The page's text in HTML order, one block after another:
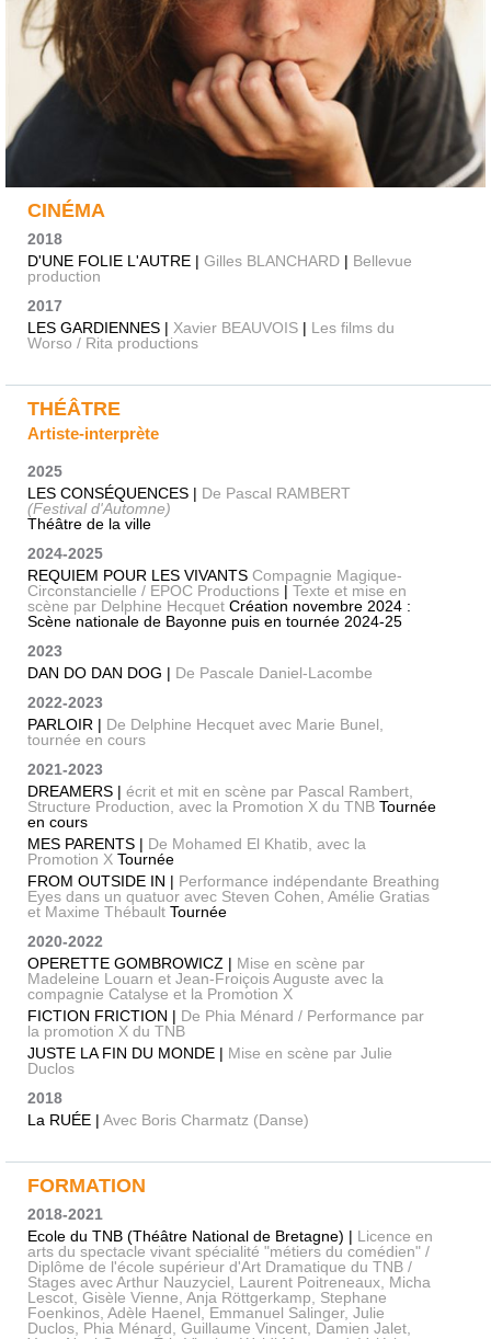
CINÉMA
2018
D'UNE FOLIE L'AUTRE | Gilles BLANCHARD | Bellevue
production
2017
LES GARDIENNES | Xavier BEAUVOIS | Les films du
Worso / Rita productions
THÉÂTRE
Artiste-interprète
2025
LES CONSÉQUENCES | De Pascal RAMBERT
(Festival d'Automne)
Théâtre de la ville
2024-2025
REQUIEM POUR LES VIVANTS Compagnie Magique-
Circonstancielle / EPOC Productions | Texte et mise en
scène par Delphine Hecquet Création novembre 2024 :
Scène nationale de Bayonne puis en tournée 2024-25
2023
DAN DO DAN DOG | De Pascale Daniel-Lacombe
2022-2023
PARLOIR | De Delphine Hecquet avec Marie Bunel,
tournée en cours
2021-2023
DREAMERS | écrit et mit en scène par Pascal Rambert,
Structure Production, avec la Promotion X du TNB Tournée
en cours
MES PARENTS | De Mohamed El Khatib, avec la
Promotion X Tournée
FROM OUTSIDE IN | Performance indépendante Breathing
Eyes dans un quatuor avec Steven Cohen, Amélie Gratias
et Maxime Thébault Tournée
2020-2022
OPERETTE GOMBROWICZ | Mise en scène par
Madeleine Louarn et Jean-Froiçois Auguste avec la
compagnie Catalyse et la Promotion X
FICTION FRICTION | De Phia Ménard / Performance par
la promotion X du TNB
JUSTE LA FIN DU MONDE | Mise en scène par Julie
Duclos
2018
La RUÉE | Avec Boris Charmatz (Danse)
FORMATION
2018-2021
Ecole du TNB (Théâtre National de Bretagne) | Licence en
arts du spectacle vivant spécialité "métiers du comédien" /
Diplôme de l'école supérieur d'Art Dramatique du TNB /
Stages avec Arthur Nauzyciel, Laurent Poitreneaux, Micha
Lescot, Gisèle Vienne, Anja Röttgerkamp, Stephane
Foenkinos, Adèle Haenel, Emmanuel Salinger, Julie
Duclos, Phia Ménard, Guillaume Vincent, Damien Jalet,